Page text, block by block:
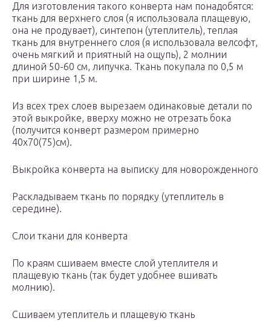
Для изготовления такого конверта нам понадобятся:
ткань для верхнего слоя (я использовала плащевую,
она не продувает), синтепон (утеплитель), теплая
ткань для внутреннего слоя (я использовала велсофт,
очень мягкий и приятный на ощупь), 2 молнии
длиной 50-60 см, липучка. Ткань покупала по 0,5 м
при ширине 1,5 м.
Из всех трех слоев вырезаем одинаковые детали по
этой выкройке, вверху можно не отрезать бока
(получится конверт размером примерно
40х70(75)см).
Выкройка конверта на выписку для новорожденного
Раскладываем ткань по порядку (утеплитель в
середине).
Слои ткани для конверта
По краям сшиваем вместе слой утеплителя и
плащевую ткань (так будет удобнее вшивать
молнию).
Сшиваем утеплитель и плащевую ткань